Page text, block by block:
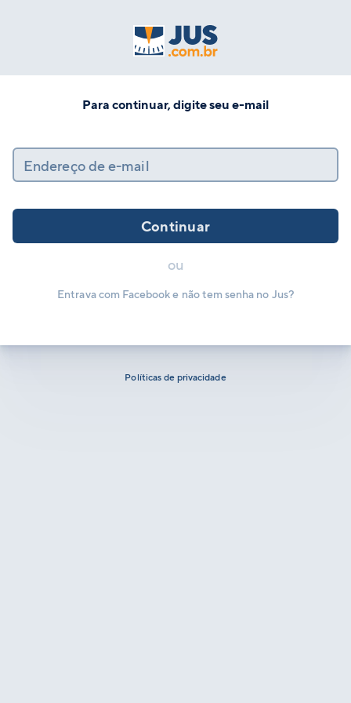
Para continuar, digite seu e-mail
Endereço de e-mail
Continuar
ou
Entrava com Facebook e não tem senha no Jus?
Políticas de privacidade